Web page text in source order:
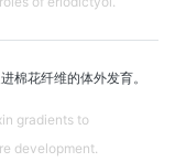
棉花纤维的体外发育。
gradients to
development.